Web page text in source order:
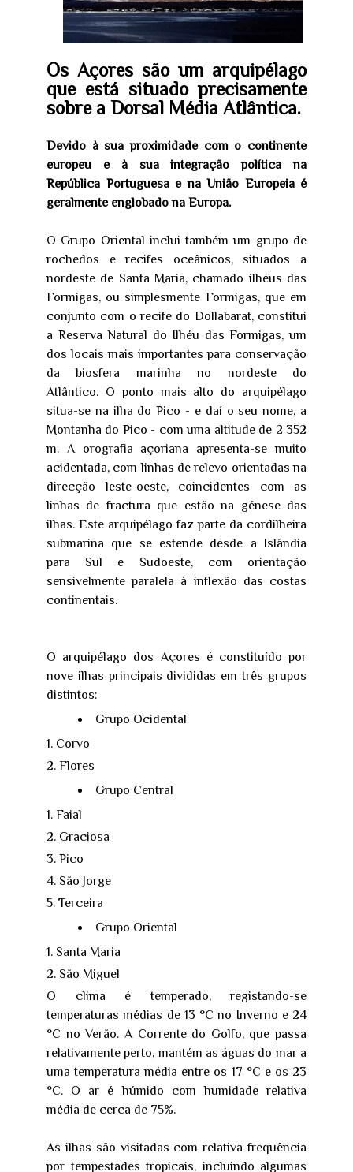
Os Açores são um arquipélago
que está situado precisamente
sobre a Dorsal Média Atlântica.
Devido à sua proximidade com o continente
europeu e à sua integração política na
República Portuguesa e na União Europeia é
geralmente englobado na Europa.
O Grupo Oriental inclui também um grupo de
rochedos e recifes oceânicos, situados a
nordeste de Santa Maria, chamado ilhéus das
Formigas, ou simplesmente Formigas, que em
conjunto com o recife do Dollabarat, constitui
a Reserva Natural do Ilhéu das Formigas, um
dos locais mais importantes para conservação
da biosfera marinha no nordeste do
Atlântico. O ponto mais alto do arquipélago
situa-se na ilha do Pico - e daí o seu nome, a
Montanha do Pico - com uma altitude de 2 352
m. A orografia açoriana apresenta-se muito
acidentada, com linhas de relevo orientadas na
direcção leste-oeste, coincidentes com as
linhas de fractura que estão na génese das
ilhas. Este arquipélago faz parte da cordilheira
submarina que se estende desde a Islândia
para Sul e Sudoeste, com orientação
sensivelmente paralela à inflexão das costas
continentais.
O arquipélago dos Açores é constituído por
nove ilhas principais divididas em três grupos
distintos:
Grupo Ocidental
Corvo
Flores
Grupo Central
Faial
Graciosa
Pico
São Jorge
Terceira
Grupo Oriental
Santa Maria
São Miguel
O clima é temperado, registando-se
temperaturas médias de 13 °C no Inverno e 24
°C no Verão. A Corrente do Golfo, que passa
relativamente perto, mantém as águas do mar a
uma temperatura média entre os 17 °C e os 23
°C. O ar é húmido com humidade relativa
média de cerca de 75%.
As ilhas são visitadas com relativa frequência
por tempestades tropicais, incluindo algumas